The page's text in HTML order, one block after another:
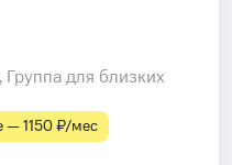
для близких
— 1150 ₽⁠/⁠мес